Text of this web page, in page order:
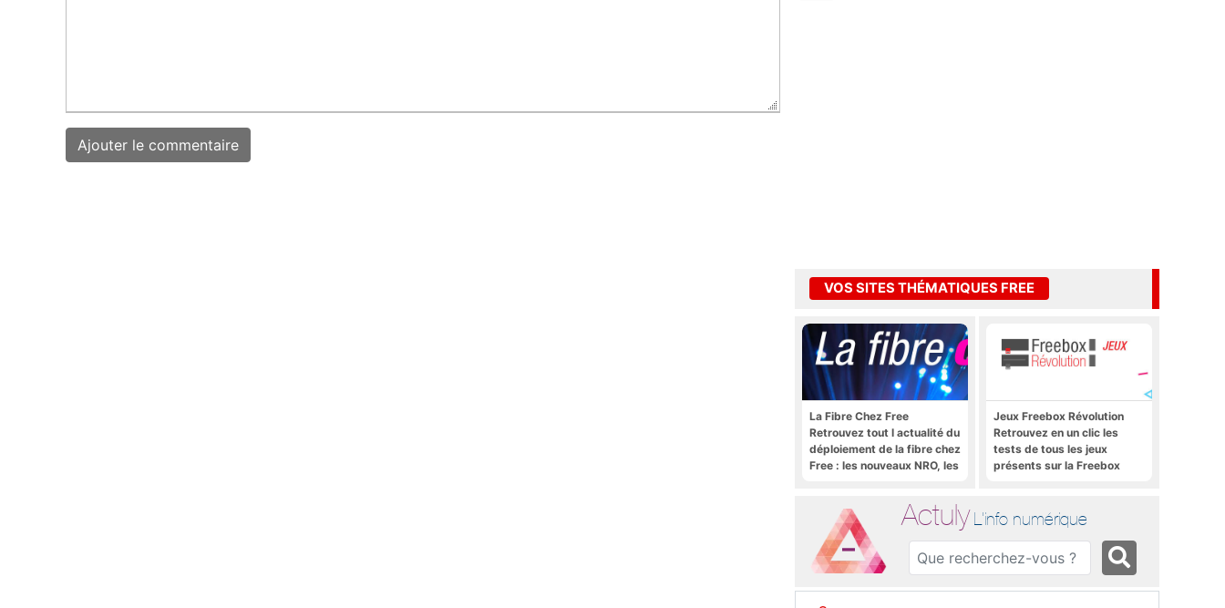
VOS SITES THÉMATIQUES FREE
La Fibre Chez Free
Retrouvez tout l actualité du
déploiement de la fibre chez
Free : les nouveaux NRO, les
Jeux Freebox Révolution
Retrouvez en un clic les
tests de tous les jeux
présents sur la Freebox
Actuly L'info numérique